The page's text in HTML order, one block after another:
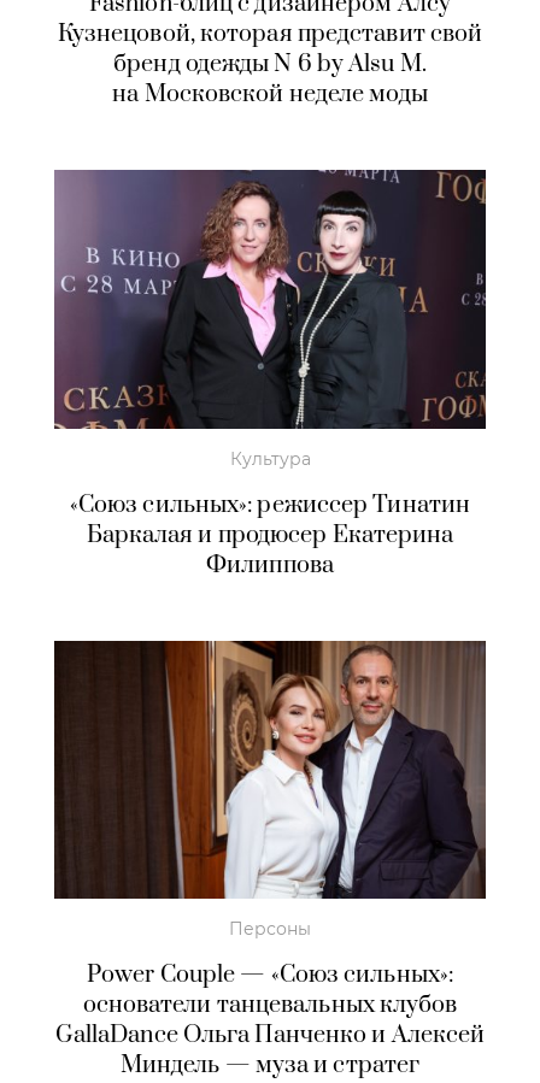
Кузнецовой, которая представит свой
бренд одежды N 6 by Alsu M.
на Московской неделе моды
Культура
«Союз сильных»: режиссер Тинатин
Баркалая и продюсер Екатерина
Филиппова
Персоны
Power Couple — «Союз сильных»:
основатели танцевальных клубов
GallaDance Ольга Панченко и Алексей
Миндель — муза и стратег